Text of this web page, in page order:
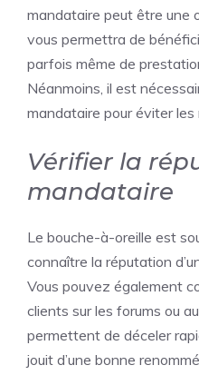
mandataire peut être une
vous permettra de
parfois même de
Néanmoins, il est
mandataire pour éviter les
Vérifier la
mandataire
Le bouche-à-oreille est
connaître la réputation
Vous pouvez également
clients sur les forums ou
permettent de déceler
jouit d’une bonne